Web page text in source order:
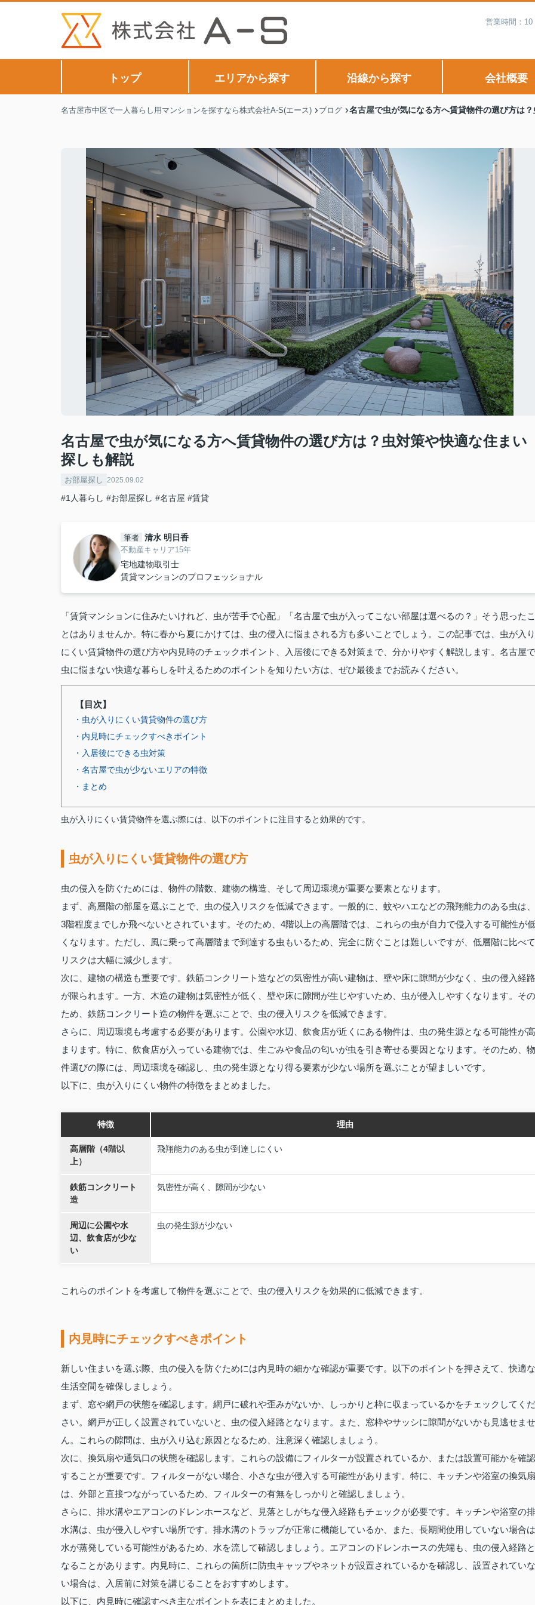
営業時間：
トップ エリアから探す 沿線から探す 会社概要
名古屋市中区で一人暮らし用マンションを探すなら株式会社A-S(エース) ブログ 名古屋で虫が気になる方へ賃貸物件の選び方は
名古屋で虫が気になる方へ賃貸物件の選び方は？虫対策や快適な住まい
探しも解説
お部屋探し 2025.09.02
#1人暮らし #お部屋探し #名古屋 #賃貸
筆者 清水 明日香
不動産キャリア15年
宅地建物取引士
賃貸マンションのプロフェッショナル
「賃貸マンションに住みたいけれど、虫が苦手で心配」「名古屋で虫が入ってこない部屋は選べるの？」そう思ったこ
とはありませんか。特に春から夏にかけては、虫の侵入に悩まされる方も多いことでしょう。この記事では、虫が入り
にくい賃貸物件の選び方や内見時のチェックポイント、入居後にできる対策まで、分かりやすく解説します。名古屋で
虫に悩まない快適な暮らしを叶えるためのポイントを知りたい方は、ぜひ最後までお読みください。
【目次】
・虫が入りにくい賃貸物件の選び方
・内見時にチェックすべきポイント
・入居後にできる虫対策
・名古屋で虫が少ないエリアの特徴
・まとめ
虫が入りにくい賃貸物件を選ぶ際には、以下のポイントに注目すると効果的です。
虫が入りにくい賃貸物件の選び方
虫の侵入を防ぐためには、物件の階数、建物の構造、そして周辺環境が重要な要素となります。
まず、高層階の部屋を選ぶことで、虫の侵入リスクを低減できます。一般的に、蚊やハエなどの飛翔能力のある虫は、
3階程度までしか飛べないとされています。そのため、4階以上の高層階では、これらの虫が自力で侵入する可能性が
くなります。ただし、風に乗って高層階まで到達する虫もいるため、完全に防ぐことは難しいですが、低層階に比べて
リスクは大幅に減少します。
次に、建物の構造も重要です。鉄筋コンクリート造などの気密性が高い建物は、壁や床に隙間が少なく、虫の侵入経路
が限られます。一方、木造の建物は気密性が低く、壁や床に隙間が生じやすいため、虫が侵入しやすくなります。その
ため、鉄筋コンクリート造の物件を選ぶことで、虫の侵入リスクを低減できます。
さらに、周辺環境も考慮する必要があります。公園や水辺、飲食店が近くにある物件は、虫の発生源となる可能性が高
まります。特に、飲食店が入っている建物では、生ごみや食品の匂いが虫を引き寄せる要因となります。そのため、物
件選びの際には、周辺環境を確認し、虫の発生源となり得る要素が少ない場所を選ぶことが望ましいです。
以下に、虫が入りにくい物件の特徴をまとめました。
特徴 理由
高層階（4階以
上）
飛翔能力のある虫が到達しにくい
鉄筋コンクリート
造
気密性が高く、隙間が少ない
周辺に公園や水
辺、飲食店が少な
い
虫の発生源が少ない
これらのポイントを考慮して物件を選ぶことで、虫の侵入リスクを効果的に低減できます。
内見時にチェックすべきポイント
新しい住まいを選ぶ際、虫の侵入を防ぐためには内見時の細かな確認が重要です。以下のポイントを押さえて、快適な
生活空間を確保しましょう。
まず、窓や網戸の状態を確認します。網戸に破れや歪みがないか、しっかりと枠に収まっているかをチェックしてくだ
さい。網戸が正しく設置されていないと、虫の侵入経路となります。また、窓枠やサッシに隙間がないかも見逃せませ
ん。これらの隙間は、虫が入り込む原因となるため、注意深く確認しましょう。
次に、換気扇や通気口の状態を確認します。これらの設備にフィルターが設置されているか、または設置可能かを確認
することが重要です。フィルターがない場合、小さな虫が侵入する可能性があります。特に、キッチンや浴室の換気扇
は、外部と直接つながっているため、フィルターの有無をしっかりと確認しましょう。
さらに、排水溝やエアコンのドレンホースなど、見落としがちな侵入経路もチェックが必要です。キッチンや浴室の排
水溝は、虫が侵入しやすい場所です。排水溝のトラップが正常に機能しているか、また、長期間使用していない場合は
水が蒸発している可能性があるため、水を流して確認しましょう。エアコンのドレンホースの先端も、虫の侵入経路と
なることがあります。内見時に、これらの箇所に防虫キャップやネットが設置されているかを確認し、設置されていな
い場合は、入居前に対策を講じることをおすすめします。
以下に、内見時に確認すべき主なポイントを表にまとめました。